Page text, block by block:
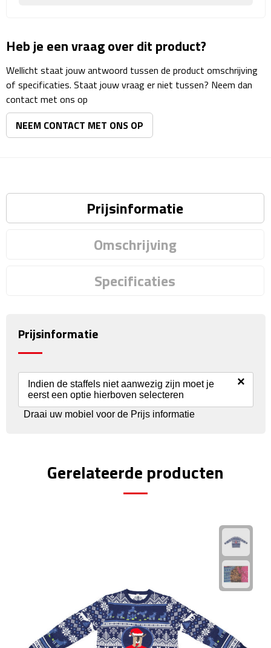
Lunchtassen
Heuptassen
Matrozentassen
Reizen
Reisstekkers
Reissetjes
Auto Accessoires
Heb je een vraag over dit product?
Wellicht staat jouw antwoord tussen de product omschrijving
of specificaties. Staat jouw vraag er niet tussen? Neem dan
contact met ons op
NEEM CONTACT MET ONS OP
Prijsinformatie
Omschrijving
Specificaties
Prijsinformatie
Indien de staffels niet aanwezig zijn moet je
eerst een optie hierboven selecteren
×
Draai uw mobiel voor de Prijs informatie
Gerelateerde producten